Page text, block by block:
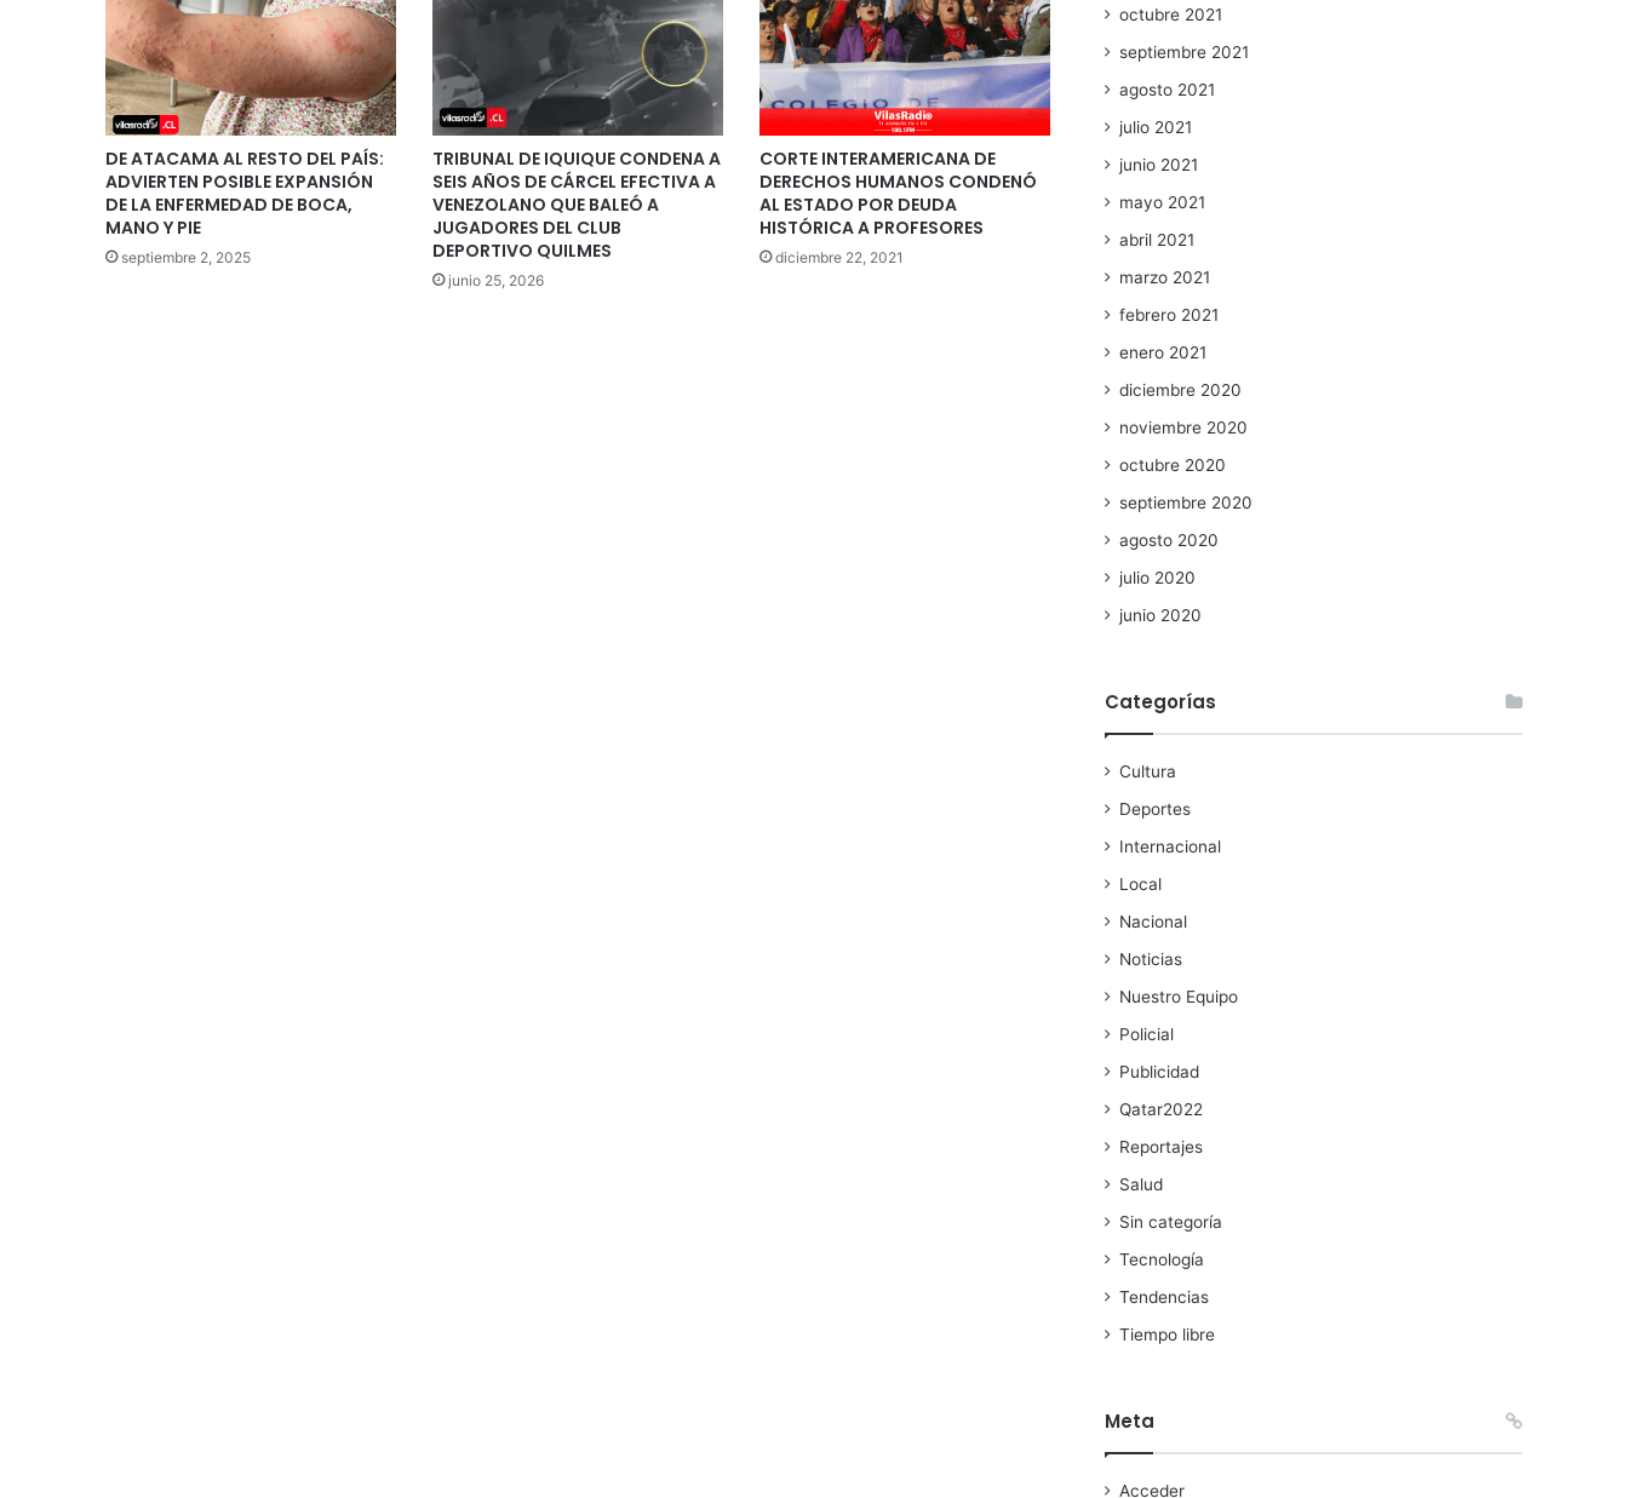
DE ATACAMA AL RESTO DEL PAÍS:
ADVIERTEN POSIBLE EXPANSIÓN
DE LA ENFERMEDAD DE BOCA,
MANO Y PIE
septiembre 2, 2025
TRIBUNAL DE IQUIQUE CONDENA A
SEIS AÑOS DE CÁRCEL EFECTIVA A
VENEZOLANO QUE BALEÓ A
JUGADORES DEL CLUB
DEPORTIVO QUILMES
junio 25, 2026
CORTE INTERAMERICANA DE
DERECHOS HUMANOS CONDENÓ
AL ESTADO POR DEUDA
HISTÓRICA A PROFESORES
diciembre 22, 2021
octubre 2021
septiembre 2021
agosto 2021
julio 2021
junio 2021
mayo 2021
abril 2021
marzo 2021
febrero 2021
enero 2021
diciembre 2020
noviembre 2020
octubre 2020
septiembre 2020
agosto 2020
julio 2020
junio 2020
Categorías
Cultura
Deportes
Internacional
Local
Nacional
Noticias
Nuestro Equipo
Policial
Publicidad
Qatar2022
Reportajes
Salud
Sin categoría
Tecnología
Tendencias
Tiempo libre
Meta
Acceder